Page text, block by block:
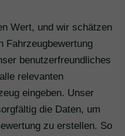
Wert, und wir schätzen
Fahrzeugbewertung
benutzerfreundliches
relevanten
eingeben. Unser
die Daten, um
zu erstellen. So